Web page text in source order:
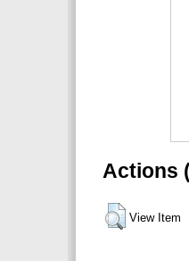
Actions
View Item